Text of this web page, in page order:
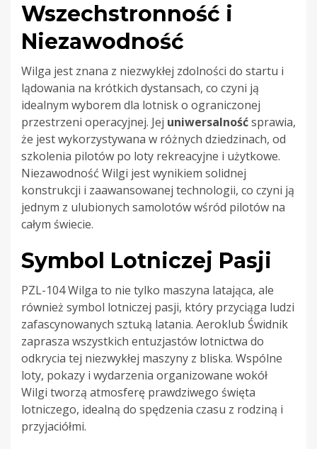
Wszechstronność i
Niezawodność
Wilga jest znana z niezwykłej zdolności do startu i
lądowania na krótkich dystansach, co czyni ją
idealnym wyborem dla lotnisk o ograniczonej
przestrzeni operacyjnej. Jej uniwersalnośćsprawia,
że jest wykorzystywana w różnych dziedzinach, od
szkolenia pilotów po loty rekreacyjne i użytkowe.
Niezawodność Wilgi jest wynikiem solidnej
konstrukcji i zaawansowanej technologii, co czyni ją
jednym z ulubionych samolotów wśród pilotów na
całym świecie.
Symbol Lotniczej Pasji
PZL-104 Wilga to nie tylko maszyna latająca, ale
również symbol lotniczej pasji, który przyciąga ludzi
zafascynowanych sztuką latania. Aeroklub Świdnik
zaprasza wszystkich entuzjastów lotnictwa do
odkrycia tej niezwykłej maszyny z bliska. Wspólne
loty, pokazy i wydarzenia organizowane wokół
Wilgi tworzą atmosferę prawdziwego święta
lotniczego, idealną do spędzenia czasu z rodziną i
przyjaciółmi.